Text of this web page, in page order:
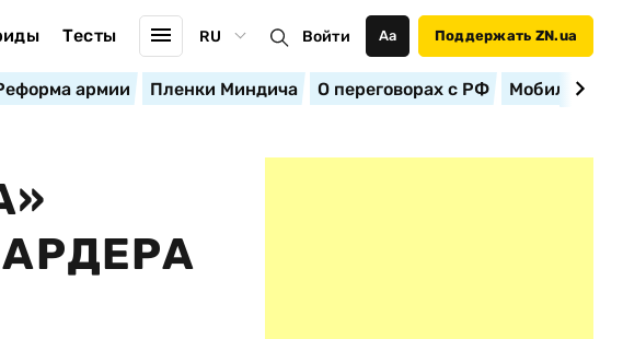
Тесты RU Войти Аа Поддержать ZN.ua
армии Пленки Миндича О переговорах с РФ